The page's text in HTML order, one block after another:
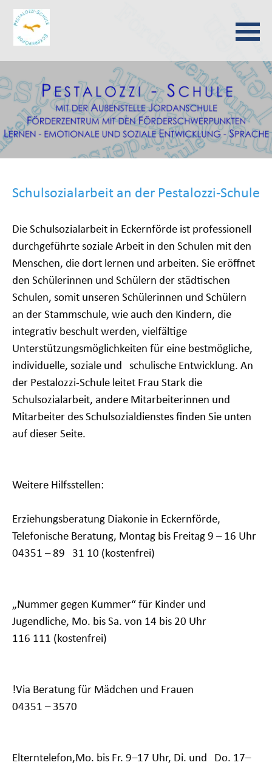
überspringen
Schulsozialarbeit an der Pestalozzi-Schule
Die Schulsozialarbeit in Eckernförde ist professionell
durchgeführte soziale Arbeit in den Schulen mit den
Menschen, die dort lernen und arbeiten. Sie eröffnet
den Schülerinnen und Schülern der städtischen
Schulen, somit unseren Schülerinnen und Schülern
an der Stammschule, wie auch den Kindern, die
integrativ beschult werden, vielfältige
Unterstützungsmöglichkeiten für eine bestmögliche,
individuelle, soziale und schulische Entwicklung. An
der Pestalozzi-Schule leitet Frau Stark die
Schulsozialarbeit, andere Mitarbeiterinnen und
Mitarbeiter des Schulsozialdienstes finden Sie unten
auf dieser Seite.
Weitere Hilfsstellen:
Erziehungsberatung Diakonie in Eckernförde,
Telefonische Beratung, Montag bis Freitag 9 – 16 Uhr
04351 – 89 31 10 (kostenfrei)
„Nummer gegen Kummer“ für Kinder und
Jugendliche, Mo. bis Sa. von 14 bis 20 Uhr
116 111 (kostenfrei)
!Via Beratung für Mädchen und Frauen
04351 – 3570
Elterntelefon,Mo. bis Fr. 9–17 Uhr, Di. und Do. 17–